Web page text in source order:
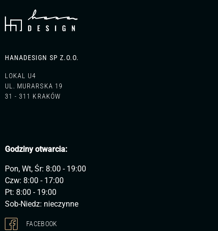
HANADESIGN SP Z.O.O.
LOKAL U4
UL. MURARSKA 19
31 - 311 KRAKÓW
Godziny otwarcia:
Pon, Wt, Śr: 8:00 - 19:00
Czw: 8:00 - 17:00
Pt: 8:00 - 19:00
Sob-Niedz: nieczynne
FACEBOOK